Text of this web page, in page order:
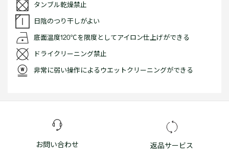
タンブル乾燥禁止
日陰のつり干しがよい
底面温度120℃を限度としてアイロン仕上げができる
ドライクリーニング禁止
非常に弱い操作によるウエットクリーニングができる
お問い合わせ 返品サービス